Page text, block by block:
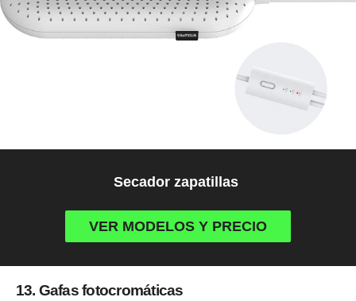
Secador zapatillas
VER MODELOS Y PRECIO
13. Gafas fotocromáticas